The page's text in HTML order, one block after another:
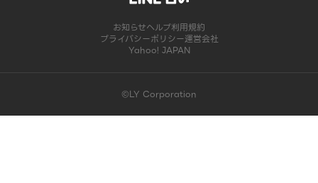
お知らせヘルプ利用規約
プライバシーポリシー運営会社
Yahoo! JAPAN
©LY Corporation
このコンテンツは掲載が終了しました | LINE占い